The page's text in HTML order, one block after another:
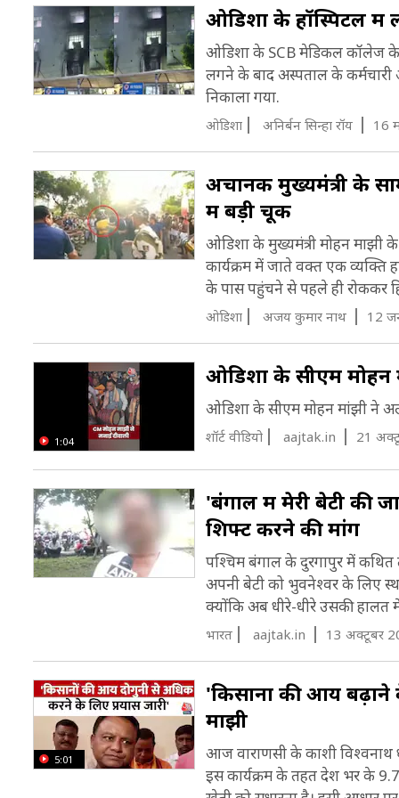
ओडिशा के हॉस्पिटल में
ओडिशा के SCB मेडिकल कॉलेज के
लगने के बाद अस्पताल के कर्मचारी
निकाला गया.
ओडिशा अनिर्बन सिन्हा रॉय 16
अचानक मुख्यमंत्री के
में बड़ी चूक
ओडिशा के मुख्यमंत्री मोहन माझी
कार्यक्रम में जाते वक्त एक व्यक्ति
के पास पहुंचने से पहले ही रोककर
ओडिशा अजय कुमार नाथ 12
1:04
ओड‍िशा के सीएम मोहन
ओड‍िशा के सीएम मोहन मांझी ने
शॉर्ट वीडियो aajtak.in 21
'बंगाल में मेरी बेटी की
शिफ्ट करने की मांग
पश्चिम बंगाल के दुरगापुर में कथित
अपनी बेटी को भुवनेश्वर के लिए
क्योंकि अब धीरे-धीरे उसकी हालत
भारत aajtak.in 13 अक्टूबर
5:01
'किसानों की आय बढ़ाने
माझी
आज वाराणसी के काशी विश्वनाथ
इस कार्यक्रम के तहत देश भर के 9.7